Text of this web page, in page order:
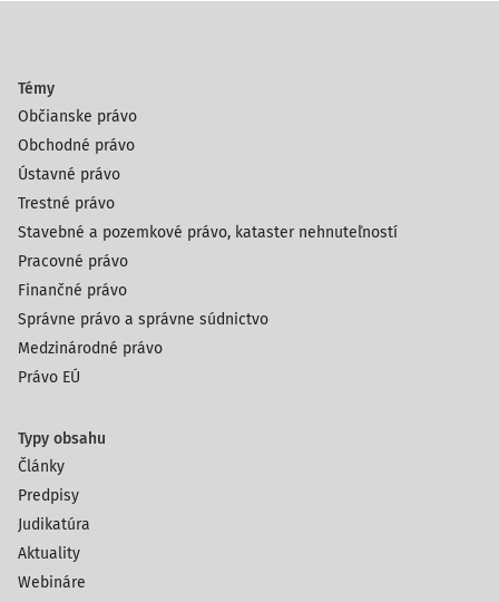
Témy
Občianske právo
Obchodné právo
Ústavné právo
Trestné právo
Stavebné a pozemkové právo, kataster nehnuteľností
Pracovné právo
Finančné právo
Správne právo a správne súdnictvo
Medzinárodné právo
Právo EÚ
Typy obsahu
Články
Predpisy
Judikatúra
Aktuality
Webináre